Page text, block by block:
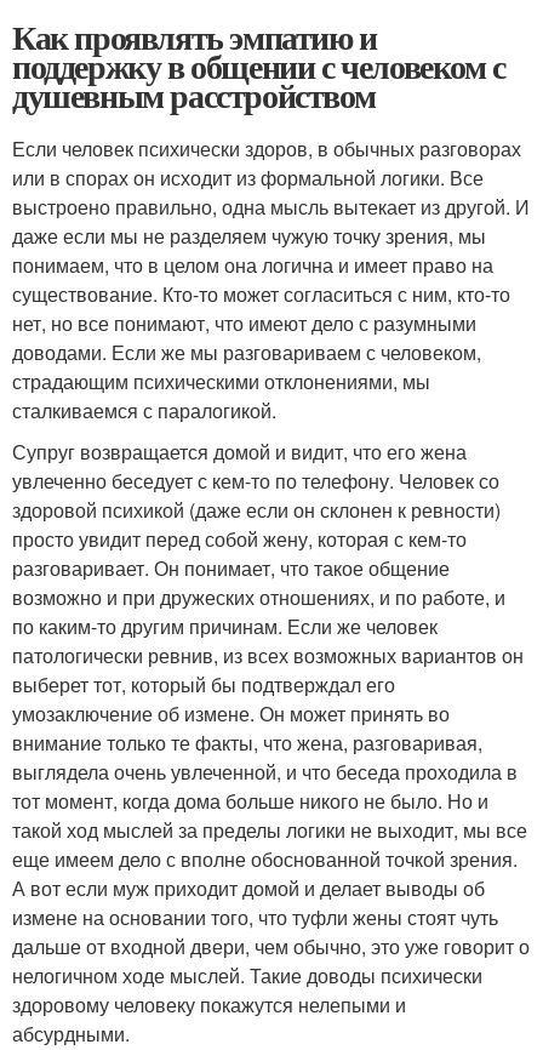
Как проявлять эмпатию и
поддержку в общении с человеком с
душевным расстройством
Если человек психически здоров, в обычных разговорах
или в спорах он исходит из формальной логики. Все
выстроено правильно, одна мысль вытекает из другой. И
даже если мы не разделяем чужую точку зрения, мы
понимаем, что в целом она логична и имеет право на
существование. Кто-то может согласиться с ним, кто-то
нет, но все понимают, что имеют дело с разумными
доводами. Если же мы разговариваем с человеком,
страдающим психическими отклонениями, мы
сталкиваемся с паралогикой.
Супруг возвращается домой и видит, что его жена
увлеченно беседует с кем-то по телефону. Человек со
здоровой психикой (даже если он склонен к ревности)
просто увидит перед собой жену, которая с кем-то
разговаривает. Он понимает, что такое общение
возможно и при дружеских отношениях, и по работе, и
по каким-то другим причинам. Если же человек
патологически ревнив, из всех возможных вариантов он
выберет тот, который бы подтверждал его
умозаключение об измене. Он может принять во
внимание только те факты, что жена, разговаривая,
выглядела очень увлеченной, и что беседа проходила в
тот момент, когда дома больше никого не было. Но и
такой ход мыслей за пределы логики не выходит, мы все
еще имеем дело с вполне обоснованной точкой зрения.
А вот если муж приходит домой и делает выводы об
измене на основании того, что туфли жены стоят чуть
дальше от входной двери, чем обычно, это уже говорит о
нелогичном ходе мыслей. Такие доводы психически
здоровому человеку покажутся нелепыми и
абсурдными.